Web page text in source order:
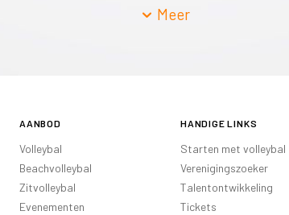
Meer
AANBOD
Volleybal
Beachvolleybal
Zitvolleybal
Evenementen
HANDIGE LINKS
Starten met volleybal
Verenigingszoeker
Talentontwikkeling
Tickets